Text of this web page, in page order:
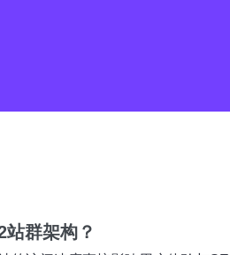
站群架构？